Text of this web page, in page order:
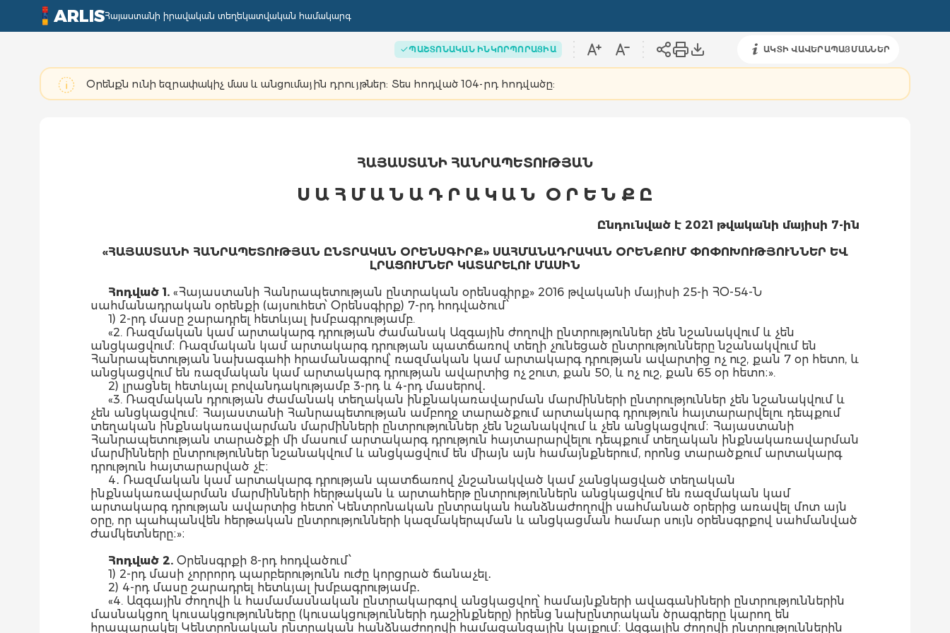
ARLISՀայաստանի իրավական տեղեկատվական համակարգ
ՊԱՇՏՈՆԱԿԱՆ ԻՆԿՈՐՊՈՐԱՑԻԱ ԱԿՏԻ ՎԱՎԵՐԱՊԱՅՄԱՆՆԵՐ
Օրենքն ունի եզրափակիչ մաս և անցումային դրույթներ: Տես հոդված 104-րդ հոդվածը:
ՀԱՅԱՍՏԱՆԻ ՀԱՆՐԱՊԵՏՈՒԹՅԱՆ
Ս Ա Հ Մ Ա Ն Ա Դ Ր Ա Կ Ա Ն Օ Ր Ե Ն Ք Ը
Ընդունված է 2021 թվականի մայիսի 7-ին
«ՀԱՅԱՍՏԱՆԻ ՀԱՆՐԱՊԵՏՈՒԹՅԱՆ ԸՆՏՐԱԿԱՆ ՕՐԵՆՍԳԻՐՔ» ՍԱՀՄԱՆԱԴՐԱԿԱՆ ՕՐԵՆՔՈՒՄ ՓՈՓՈԽՈՒԹՅՈՒՆՆԵՐ ԵՎ
ԼՐԱՑՈՒՄՆԵՐ ԿԱՏԱՐԵԼՈՒ ՄԱՍԻՆ
Հոդված 1. «Հայաստանի Հանրապետության ընտրական օրենսգիրք» 2016 թվականի մայիսի 25-ի ՀՕ-54-Ն
սահմանադրական օրենքի (այսուհետ՝ Օրենսգիրք) 7-րդ հոդվածում՝
1) 2-րդ մասը շարադրել հետևյալ խմբագրությամբ.
«2. Ռազմական կամ արտակարգ դրության ժամանակ Ազգային ժողովի ընտրություններ չեն նշանակվում և չեն
անցկացվում։ Ռազմական կամ արտակարգ դրության պատճառով տեղի չունեցած ընտրությունները նշանակվում են
Հանրապետության նախագահի հրամանագրով՝ ռազմական կամ արտակարգ դրության ավարտից ոչ ուշ, քան 7 օր հետո, և
անցկացվում են ռազմական կամ արտակարգ դրության ավարտից ոչ շուտ, քան 50, և ոչ ուշ, քան 65 օր հետո։».
2) լրացնել հետևյալ բովանդակությամբ 3-րդ և 4-րդ մասերով․
«3. Ռազմական դրության ժամանակ տեղական ինքնակառավարման մարմինների ընտրություններ չեն նշանակվում և
չեն անցկացվում։ Հայաստանի Հանրապետության ամբողջ տարածքում արտակարգ դրություն հայտարարվելու դեպքում
տեղական ինքնակառավարման մարմինների ընտրություններ չեն նշանակվում և չեն անցկացվում։ Հայաստանի
Հանրապետության տարածքի մի մասում արտակարգ դրություն հայտարարվելու դեպքում տեղական ինքնակառավարման
մարմինների ընտրություններ նշանակվում և անցկացվում են միայն այն համայնքներում, որոնց տարածքում արտակարգ
դրություն հայտարարված չէ։
4․ Ռազմական կամ արտակարգ դրության պատճառով չնշանակված կամ չանցկացված տեղական
ինքնակառավարման մարմինների հերթական և արտահերթ ընտրություններն անցկացվում են ռազմական կամ
արտակարգ դրության ավարտից հետո՝ Կենտրոնական ընտրական հանձնաժողովի սահմանած օրերից առավել մոտ այն
օրը, որ պահպանվեն հերթական ընտրությունների կազմակերպման և անցկացման համար սույն օրենսգրքով սահմանված
ժամկետները։»։
Հոդված 2. Օրենսգրքի 8-րդ հոդվածում՝
1) 2-րդ մասի չորրորդ պարբերությունն ուժը կորցրած ճանաչել․
2) 4-րդ մասը շարադրել հետևյալ խմբագրությամբ․
«4. Ազգային ժողովի և համամասնական ընտրակարգով անցկացվող՝ համայնքների ավագանիների ընտրություններին
մասնակցող կուսակցությունները (կուսակցությունների դաշինքները) իրենց նախընտրական ծրագրերը կարող են
հրապարակել Կենտրոնական ընտրական հանձնաժողովի համացանցային կայքում։ Ազգային ժողովի ընտրություններին